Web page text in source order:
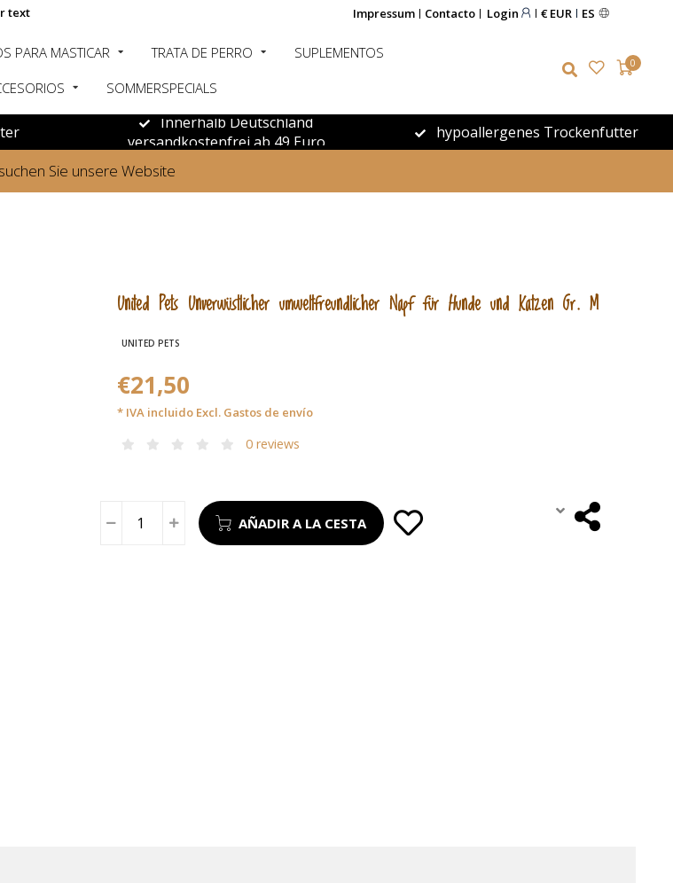
text Impressum Contacto Login € EUR ES
PARA MASTICAR TRATA DE PERRO
SUPLEMENTOS
SOMMERSPECIALS
0
Innerhalb Deutschland
versandkostenfrei ab 49 Euro
hypoallergenes Trockenfutter
Sie unsere Website
United Pets Unverwüstlicher umweltfreundlicher Napf für Hunde und Katzen Gr. M
UNITED PETS
€21,50
* IVA incluido Excl. Gastos de envío
0 reviews
AÑADIR A LA CESTA